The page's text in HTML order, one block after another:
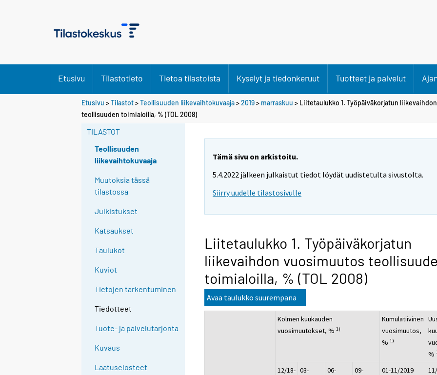
Etusivu Tilastotieto Tietoa tilastoista Kyselyt ja tiedonkeruut Tuotteet ja palvelut
Etusivu >Tilastot>Teollisuuden liikevaihtokuvaaja>2019> marraskuu > Liitetaulukko 1. Työpäiväkorjatun
teollisuuden toimialoilla, % (TOL 2008)
TILASTOT
Teollisuuden
liikevaihtokuvaaja
Muutoksia tässä
tilastossa
Julkistukset
Katsaukset
Taulukot
Kuviot
Tietojen tarkentuminen
Tiedotteet
Tuote- ja palvelutarjonta
Kuvaus
Laatuselosteet
Tämä sivu on arkistoitu.
5.4.2022 jälkeen julkaistut tiedot löydät uudistetulta sivustolta.
Siirry uudelle tilastosivulle
Liitetaulukko 1. Työpäiväkorjatun
liikevaihdon vuosimuutos
toimialoilla, % (TOL 2008)
Avaa taulukko suurempana
Kolmen kuukauden
vuosimuutokset, %1)
Kumulatiivinen
vuosimuutos,
%1)
%
12/18- 03-
06-
09-
01-11/2019